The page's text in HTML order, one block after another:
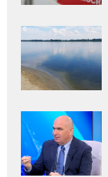
Adaugă
aici textul
pentru
subtitlu
Adaugă
aici textul
pentru
subtitlu